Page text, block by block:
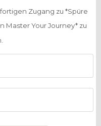
Zugang zu *Spüre
Master Your Journey* zu